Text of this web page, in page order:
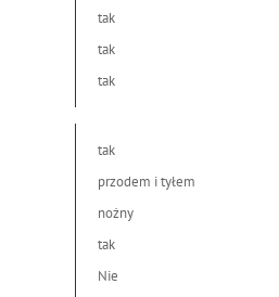
tak
tak
tak
tak
przodem i tyłem
nożny
tak
Nie